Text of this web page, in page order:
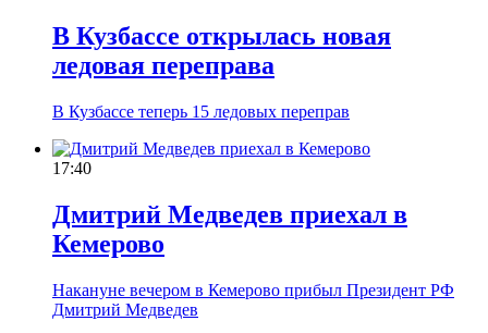
В Кузбассе открылась новая
ледовая переправа
В Кузбассе теперь 15 ледовых переправ
17:40
Дмитрий Медведев приехал в
Кемерово
Накануне вечером в Кемерово прибыл Президент РФ
Дмитрий Медведев